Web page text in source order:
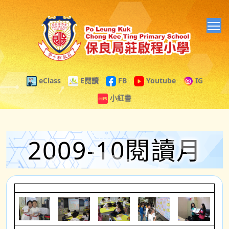
eClass E閱讀 FB Youtube
IG
小紅書
2009-10閱讀月